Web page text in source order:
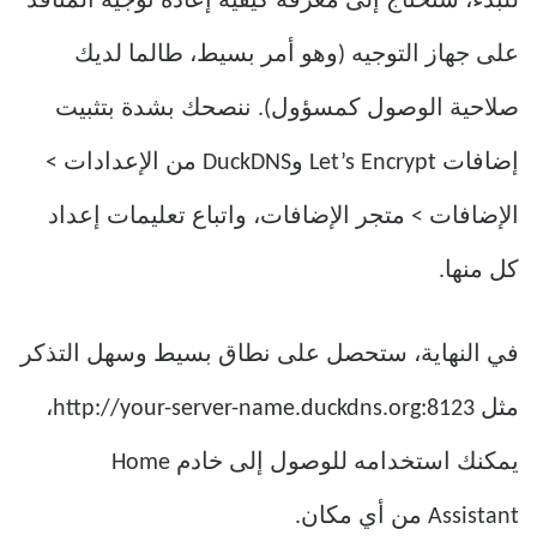
على جهاز التوجيه (وهو أمر بسيط، طالما لديك
صلاحية الوصول كمسؤول). ننصحك بشدة بتثبيت
إضافات Let’s Encrypt وDuckDNS من الإعدادات >
الإضافات > متجر الإضافات، واتباع تعليمات إعداد
كل منها.
في النهاية، ستحصل على نطاق بسيط وسهل التذكر
مثل http://your-server-name.duckdns.org:8123،
يمكنك استخدامه للوصول إلى خادم Home
Assistant من أي مكان.